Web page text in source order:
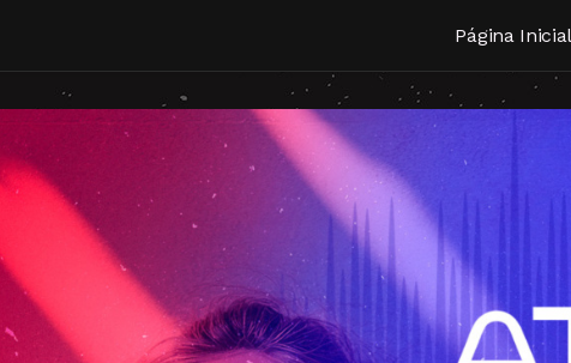
Página Inicial